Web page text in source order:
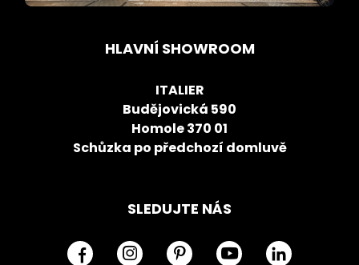
HLAVNÍ SHOWROOM
ITALIER
Budějovická 590
Homole 370 01
Schůzka po předchozí domluvě
SLEDUJTE NÁS